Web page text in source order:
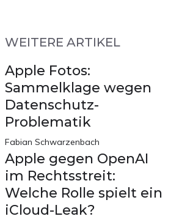
WEITERE ARTIKEL
Apple Fotos:
Sammelklage wegen
Datenschutz-
Problematik
Fabian Schwarzenbach
Apple gegen OpenAI
im Rechtsstreit:
Welche Rolle spielt ein
iCloud-Leak?